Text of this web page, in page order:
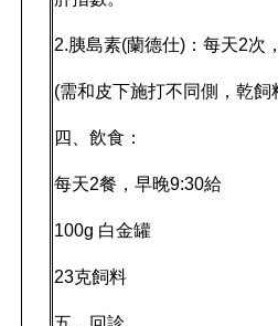
2.胰島素(蘭德仕)：每天2次
(需和皮下施打不同側，乾
四、飲食：
每天2餐，早晚9:30給
100g 白金罐
23克飼料